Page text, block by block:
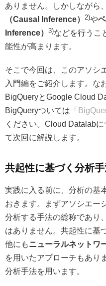
ありません。しかしながら
（Causal Inference）
2)や
Inference） 3)などを行うこ
能性が高まります。
そこで今回は、このアソシ
入門編をご紹介します。な
BigQueryとGoogle Cloud
BigQueryついては「
ください。Cloud Datalab
て次回に解説します。
共起性に基づく分析手
実践に入る前に、分析の基
おきます。まずアソシエー
分析する手法の総称であり
はありません。共起性に基
他にもニューラルネットワ
を用いたアプローチもあり
分析手法を用います。